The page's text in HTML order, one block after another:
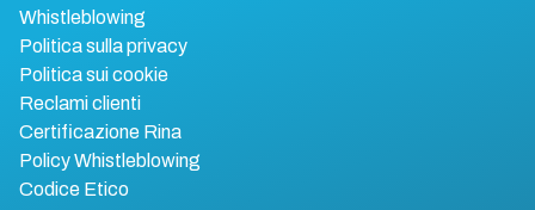
Whistleblowing
Politica sulla privacy
Politica sui cookie
Reclami clienti
Certificazione Rina
Policy Whistleblowing
Codice Etico